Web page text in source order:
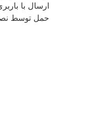
ارسال با
حمل توسط